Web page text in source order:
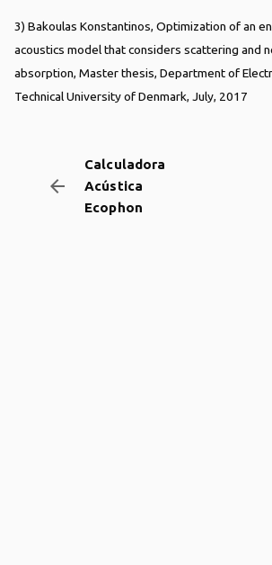
Calculadora
Acústica
Ecophon
arrow_backward
3) Bakoulas Konstantinos, Optimization of an
acoustics model that considers scattering and
absorption, Master thesis, Department of
Technical University of Denmark, July, 2017